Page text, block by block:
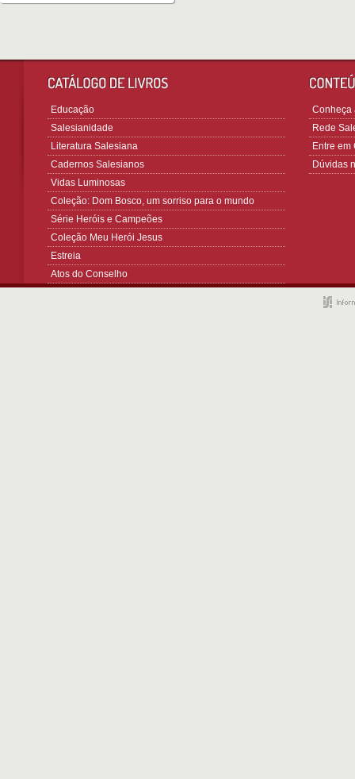
Educação
Salesianidade
Literatura Salesiana
Cadernos Salesianos
Vidas Luminosas
Coleção: Dom Bosco, um sorriso para o mundo
Série Heróis e Campeões
Coleção Meu Herói Jesus
Estreia
Atos do Conselho
Conheça
Rede
Entre em
Dúvidas